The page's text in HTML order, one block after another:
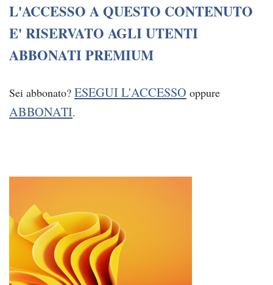
L'ACCESSO A QUESTO CONTENUTO
E' RISERVATO AGLI UTENTI
ABBONATI PREMIUM
Sei abbonato? ESEGUI L'ACCESSO oppure
ABBONATI.